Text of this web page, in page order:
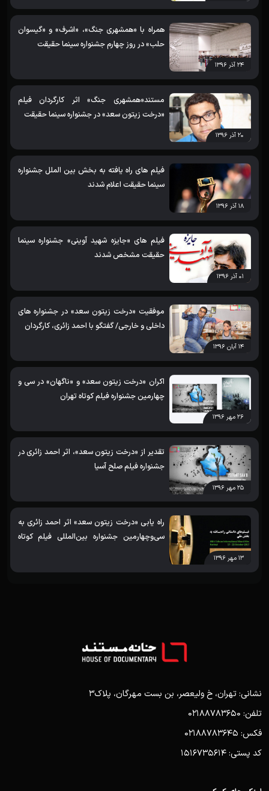
۲۴ آذر ۱۳۹۶
همراه با «همشهری جنگ»، «اشرف» و «گیسوان
حلب» در روز چهارم جشنواره سینما حقیقت
۲۰ آذر ۱۳۹۶
مستند«همشهری جنگ» اثر کارگردان فیلم
«درخت زیتون سعد» در جشنواره سینما حقیقت
۱۸ آذر ۱۳۹۶
فیلم های راه یافته به بخش بین الملل جشنواره
سینما حقیقت اعلام شدند
۰۱ آذر ۱۳۹۶
فیلم های «جایزه شهید آوینی» جشنواره سینما
حقیقت مشخص شدند
۱۴ آبان ۱۳۹۶
موفقیت «درخت زیتون سعد» در جشنواره های
داخلی و خارجی/ گفتگو با احمد زائری، کارگردان
۲۶ مهر ۱۳۹۶
اکران «درخت زیتون سعد» و «ناگهان» در سی و
چهارمین جشنواره فیلم کوتاه تهران
۲۵ مهر ۱۳۹۶
تقدیر از «درخت زیتون سعد»، اثر احمد زائری در
جشنواره فیلم صلح آسیا
۱۳ مهر ۱۳۹۶
راه یابی «درخت زیتون سعد» اثر احمد زائری به
سی‌و‌چهارمین جشنواره بین‌المللی فیلم کوتاه
نشانی: تهران، خ ولیعصر، بن بست مهرگان، پلاک3
تلفن: 02188783650
فکس: 02188783645
کد پستی: 1516735614